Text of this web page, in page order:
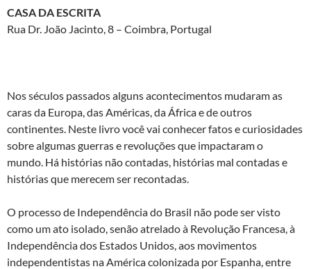
CASA DA ESCRITA
Rua Dr. João Jacinto, 8 – Coimbra, Portugal
Nos séculos passados alguns acontecimentos mudaram as
caras da Europa, das Américas, da África e de outros
continentes. Neste livro você vai conhecer fatos e curiosidades
sobre algumas guerras e revoluções que impactaram o
mundo. Há histórias não contadas, histórias mal contadas e
histórias que merecem ser recontadas.
O processo de Independência do Brasil não pode ser visto
como um ato isolado, senão atrelado à Revolução Francesa, à
Independência dos Estados Unidos, aos movimentos
independentistas na América colonizada por Espanha, entre